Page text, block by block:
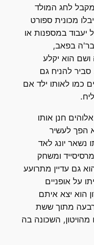
מקבל לחג המולד
מכונית ספורט
יעבוד במספנות או
בפאב,
הוא יקלע
להניח גם
כמו לאותו ילד אם
חנן אותו
הפך לעשיר
נשאר יונג לאד
ומשחק
גם עדיין מתרועע
על אופניים
הוא יצא איתם
מתוך ששת
מהויטון, השכונה בה